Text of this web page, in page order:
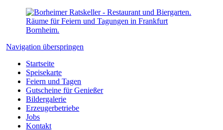
Navigation überspringen
Startseite
Speisekarte
Feiern und Tagen
Gutscheine für Genießer
Bildergalerie
Erzeugerbetriebe
Jobs
Kontakt